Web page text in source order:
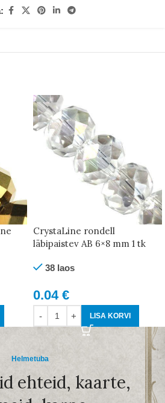
CrystaLine rondell
läbipaistev AB 6×8 mm 1 tk
38 laos
0.04 €
LISA KORVI
Helmetuba
ehteid, kaarte,